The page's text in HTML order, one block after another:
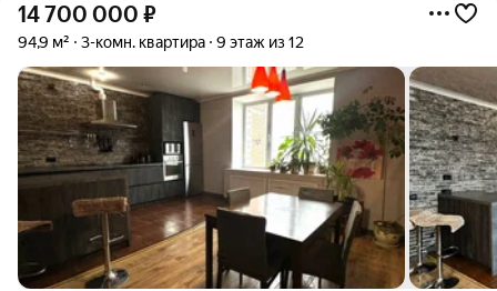
14 700 000 ₽
94,9 м² 3-комн. квартира 9 этаж из 12